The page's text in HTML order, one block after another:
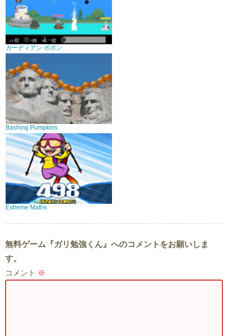
ガーディアン ポポン
Bashing Pumpkins
Extreme Maths
無料ゲーム『ガリ勉強くん』へのコメントをお願いしま
す。
コメント ※